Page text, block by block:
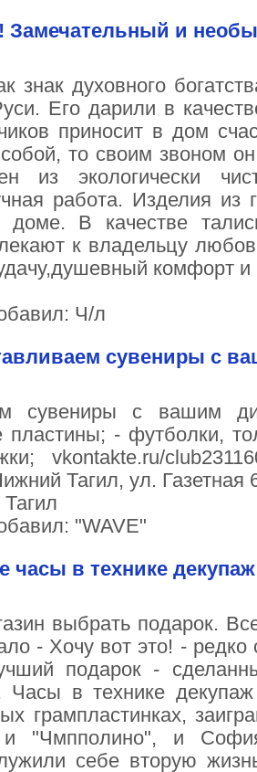
Замечательный и
знак духовного
Его дарили в
приносит в дом
собой, то своим звоном
из экологически
работа. Изделия из
В качестве
к владельцу
комфорт и
Ч/л
сувениры с
сувениры с вашим
пластины; - футболки,
vkontakte.ru/
Тагил, ул.
"WAVE"
часы в технике декупаж
выбрать подарок.
- Хочу вот это! - редко
подарок -
Часы в технике
грампластинках,
и "Чмпполино", и
себе вторую